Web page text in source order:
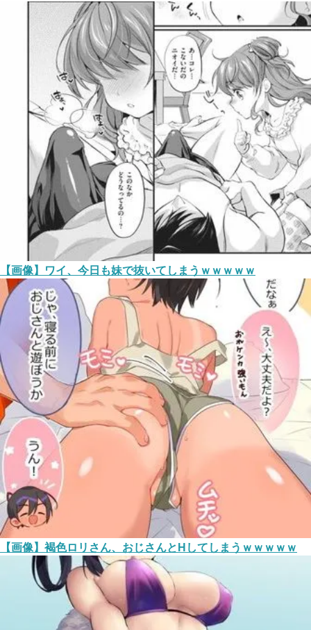
【画像】ワイ、今日も妹で抜いてしまうｗｗｗｗｗ
【画像】褐色ロリさん、おじさんとHしてしまうｗｗｗｗｗ